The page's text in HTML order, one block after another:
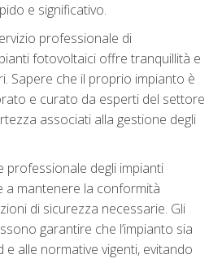
e significativo.
professionale di
fotovoltaici offre tranquillità e
Sapere che il proprio impianto è
e curato da esperti del settore
associati alla gestione degli
professionale degli impianti
mantenere la conformità
di sicurezza necessarie. Gli
garantire che l’impianto sia
alle normative vigenti, evitando